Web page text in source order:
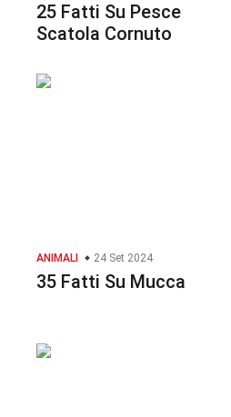
25 Fatti Su Pesce
Scatola Cornuto
ANIMALI 24 Set 2024
35 Fatti Su Mucca